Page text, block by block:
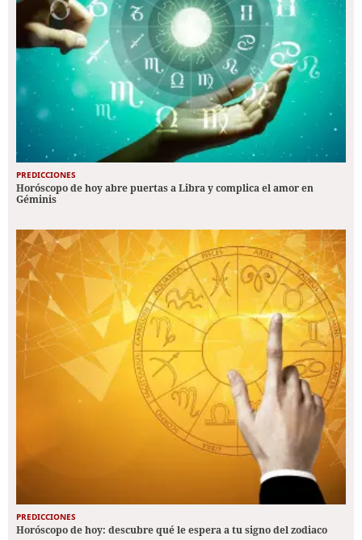
PREDICCIONES
Horóscopo de hoy abre puertas a Libra y complica el amor en
Géminis
PREDICCIONES
Horóscopo de hoy: descubre qué le espera a tu signo del zodiaco